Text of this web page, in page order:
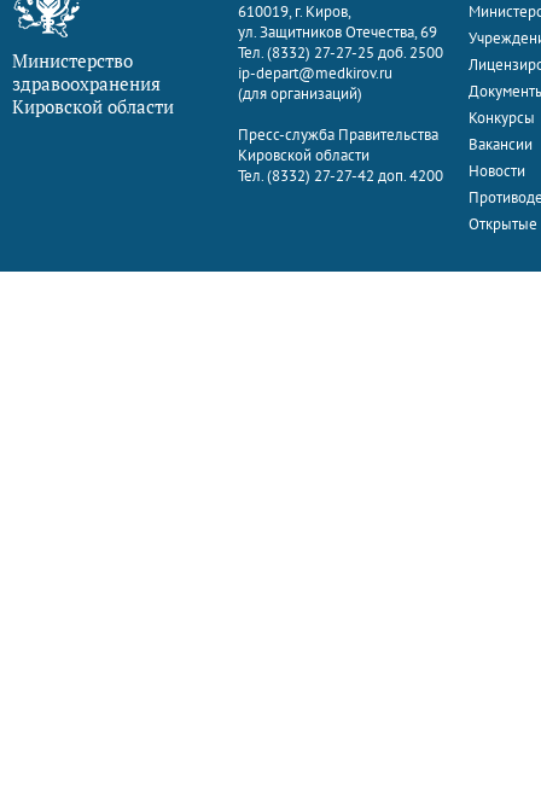
Министерство
здравоохранения
Кировской области
610019, г. Киров,
ул. Защитников Отечества, 69
Тел. (8332) 27-27-25 доб. 2500
ip-depart@medkirov.ru
(для организаций)
Пресс-служба Правительства
Кировской области
Тел. (8332) 27-27-42 доп. 4200
Конкурсы
Вакансии
Новости